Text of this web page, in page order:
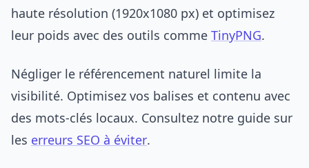
haute résolution (1920x1080 px) et optimisez
leur poids avec des outils comme TinyPNG.
Négliger le référencement naturel limite la
visibilité. Optimisez vos balises et contenu avec
des mots-clés locaux. Consultez notre guide sur
les erreurs SEO à éviter.